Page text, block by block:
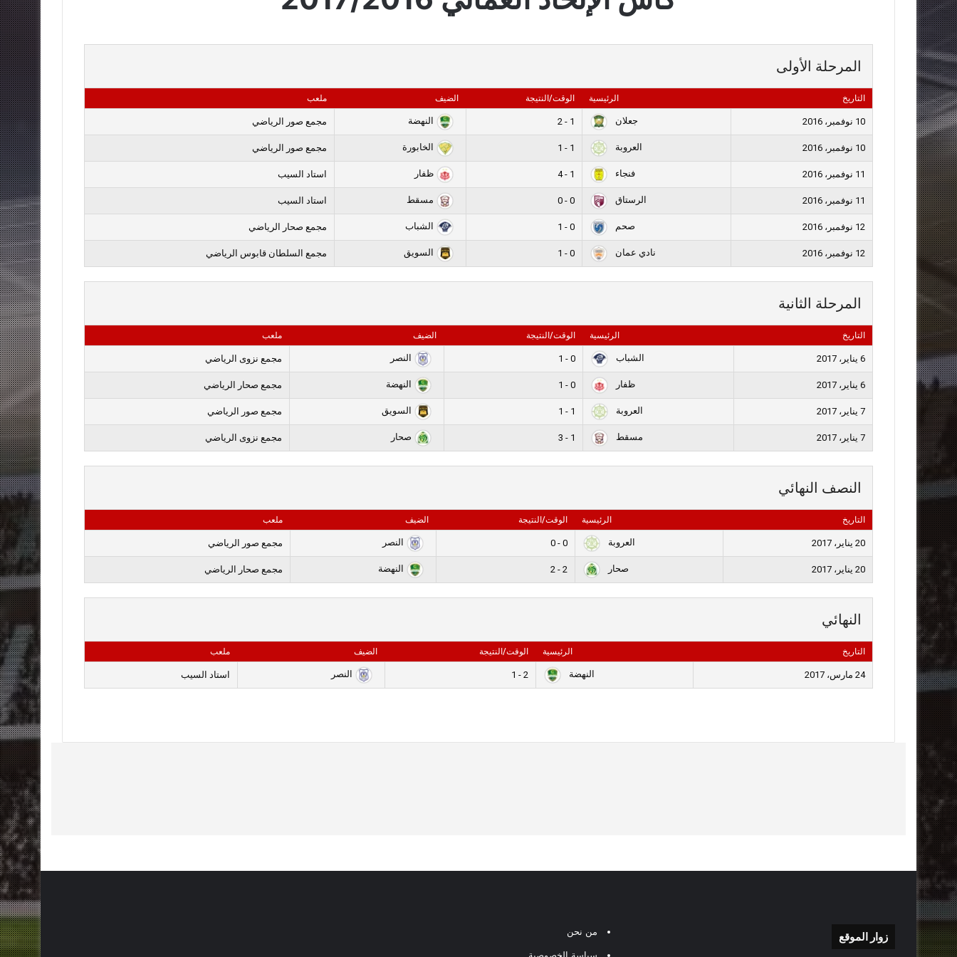
المرحلة الأولى
التاريخ الرئيسية الوقت/النتيجة الضيف ملعب
10 نوفمبر، 2016 جعلان 1 - 2 النهضة مجمع صور الرياضي
10 نوفمبر، 2016 العروبة 1 - 1 الخابورة مجمع صور الرياضي
11 نوفمبر، 2016 فنجاء 1 - 4 ظفار استاد السيب
11 نوفمبر، 2016 الرستاق 0 - 0 مسقط استاد السيب
12 نوفمبر، 2016 صحم 0 - 1 الشباب مجمع صحار الرياضي
12 نوفمبر، 2016 نادي عمان 0 - 1 السويق مجمع السلطان قابوس الرياضي
المرحلة الثانية
التاريخ الرئيسية الوقت/النتيجة الضيف ملعب
6 يناير، 2017 الشباب 0 - 1 النصر مجمع نزوى الرياضي
6 يناير، 2017 ظفار 0 - 1 النهضة مجمع صحار الرياضي
7 يناير، 2017 العروبة 1 - 1 السويق مجمع صور الرياضي
7 يناير، 2017 مسقط 1 - 3 صحار مجمع نزوى الرياضي
النصف النهائي
التاريخ الرئيسية الوقت/النتيجة الضيف ملعب
20 يناير، 2017 العروبة 0 - 0 النصر مجمع صور الرياضي
20 يناير، 2017 صحار 2 - 2 النهضة مجمع صحار الرياضي
النهائي
التاريخ الرئيسية الوقت/النتيجة الضيف ملعب
24 مارس، 2017 النهضة 2 - 1 النصر استاد السيب
زوار الموقع من نحن
سياسة الخصوصية